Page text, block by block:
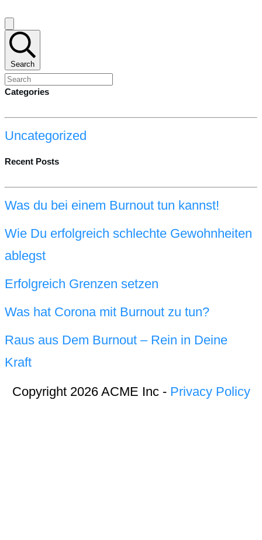
Search
Categories
Uncategorized
Recent Posts
Was du bei einem Burnout tun kannst!
Wie Du erfolgreich schlechte Gewohnheiten
ablegst
Erfolgreich Grenzen setzen
Was hat Corona mit Burnout zu tun?
Raus aus Dem Burnout – Rein in Deine
Kraft
Copyright 2026 ACME Inc - Privacy Policy